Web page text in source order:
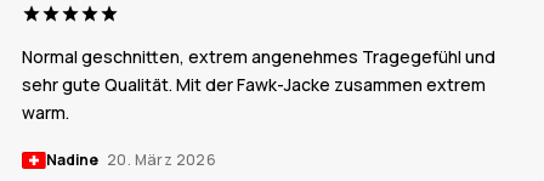
Normal geschnitten, extrem angenehmes Tragegefühl und
sehr gute Qualität. Mit der Fawk-Jacke zusammen extrem
warm.
Nadine 20. März 2026